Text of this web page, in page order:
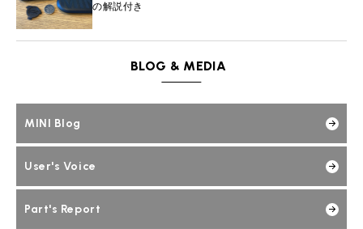
の解説付き
BLOG & MEDIA
MINI Blog
User's Voice
Part's Report